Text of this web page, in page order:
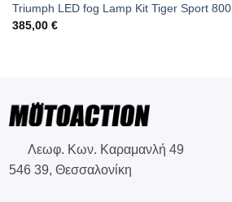
Triumph LED fog Lamp Kit Tiger Sport 800
385,00 €
Λεωφ. Κων. Καραμανλή 49
546 39, Θεσσαλονίκη